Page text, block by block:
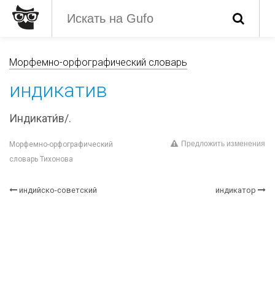
Морфемно-орфографический словарь
индикатив
Индикати́в/.
Морфемно-орфографический
словарь Тихонова
Предложить изменения
индийско-советский индикатор